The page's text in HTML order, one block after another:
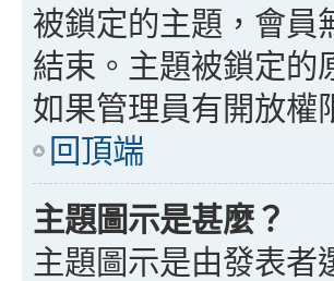
被鎖定的主題，會員
結束。主題被鎖定的
如果管理員有開放權
回頂端
主題圖示是甚麼？
主題圖示是由發表者